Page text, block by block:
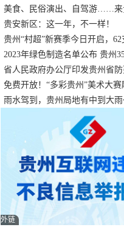
正式“打响”
美食、民俗演出、自驾游……来
两减三免”！
贵安新区：这一年，不一样！
贵州“村超”新赛季今日开启，
名额
2023年绿色制造名单公布 贵州
色工厂
省人民政府办公厅印发贵州省
资工作实施细则
免费开放！“多彩贵州”美术大
展，持续至1月19日
雨水驾到，贵州局地有中到大
外链